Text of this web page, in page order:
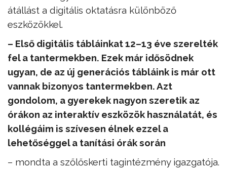
átállást a digitális oktatásra különböző
eszközökkel.
– Első digitális tábláinkat 12–13 éve szerelték
fel a tantermekben. Ezek már idősödnek
ugyan, de az új generációs tábláink is már ott
vannak bizonyos tantermekben. Azt
gondolom, a gyerekek nagyon szeretik az
órákon az interaktív eszközök használatát, és
kollégáim is szívesen élnek ezzel a
lehetőséggel a tanítási órák során
– mondta a szőlőskerti tagintézmény igazgatója.